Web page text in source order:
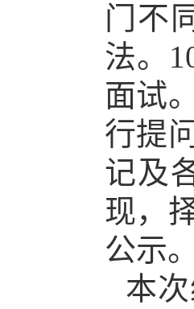
门不
法。
面试。
行提
记及
现，
公示。
本